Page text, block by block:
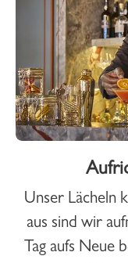
Unser Lächeln
aus sind wir
Tag aufs Neue